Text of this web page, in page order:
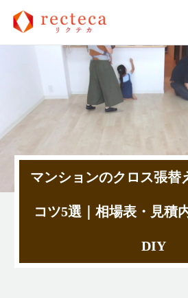
マンションのクロス張替
コツ5選｜相場表・見積
DIY